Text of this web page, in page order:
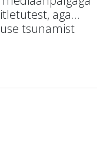
aga…
tsunamist